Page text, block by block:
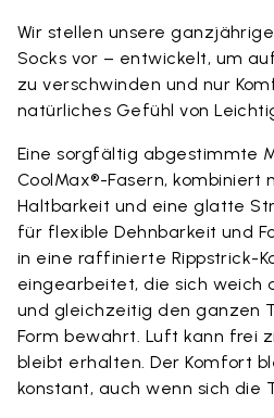
Wir stellen unsere
Socks vor – entwickelt, um
zu verschwinden und nur
natürliches Gefühl von
Eine sorgfältig abgestimmte
CoolMax®-Fasern, kombiniert
Haltbarkeit und eine glatte
für flexible Dehnbarkeit und
in eine raffinierte Rippstrick-
eingearbeitet, die sich weich
und gleichzeitig den ganzen
Form bewahrt. Luft kann frei
bleibt erhalten. Der Komfort
konstant, auch wenn sich die